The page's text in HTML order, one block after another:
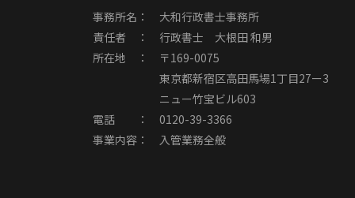
事務所名： 大和行政書士事務所
責任者 ： 行政書士 大根田 和男
所在地 ： 〒169-0075
東京都新宿区高田馬場1丁目27ー3
ニュー竹宝ビル603
電話 ： 0120-39-3366
事業内容： 入管業務全般